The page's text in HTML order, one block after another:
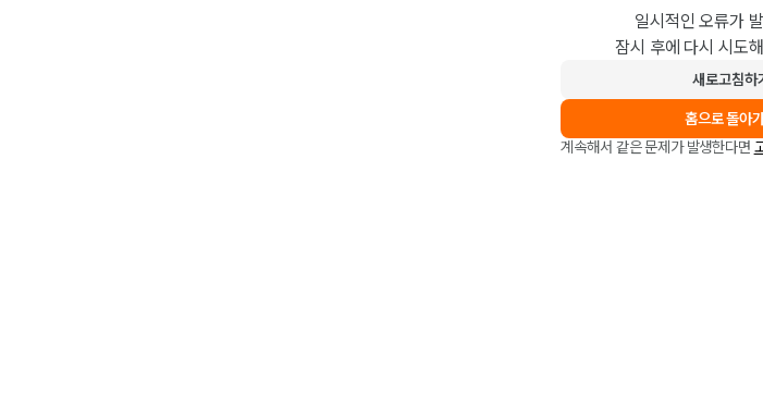
일시적인 오류가
잠시 후에 다시 시도
새로고침하
홈으로 돌아
계속해서 같은 문제가 발생한다면